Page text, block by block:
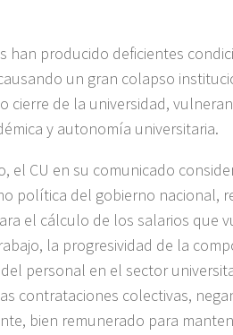
han producido deficientes
un gran colapso
cierre de la universidad,
y autonomía universitaria.
el CU en su comunicado
política del gobierno nacional,
el cálculo de los salarios que
la progresividad de la
personal en el sector
contrataciones colectivas,
bien remunerado para